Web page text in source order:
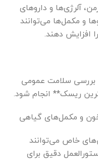
آلرژی‌ها و داروهای
و مکمل‌ها می‌توانند
افزایش دهند.
بررسی سلامت عمومی
ریسک** انجام شود.
خاص می‌توانند
دقیق برای